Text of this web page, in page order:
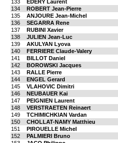
133
EDERY Laurent
134
ROBERT Jean-Pierre
135
ANJOURE Jean-Michel
136
SEGARRA Rene
137
RUBINI Xavier
138
JULIEN Jean-Luc
139
AKULYAN Lyova
140
FERRIERE Claude-Valery
141
BILLOT Daniel
142
BOROWSKI Jacques
143
RALLE Pierre
144
ENGEL Gerard
145
VLAHOVIC Dimitri
146
NEUBAUER Kai
147
PEIGNIEN Laurent
148
VERSTRAETEN Reinaert
149
TCHIMICHKIAN Vardan
150
CHOLLAT-NAMY Matthieu
151
PIROUELLE Michel
152
PALMIERI Bruno